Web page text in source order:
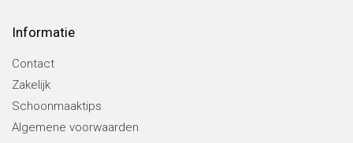
Informatie
Contact
Zakelijk
Schoonmaaktips
Algemene voorwaarden